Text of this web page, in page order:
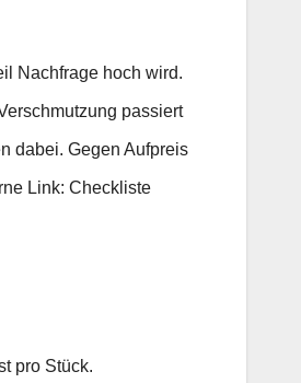
Nachfrage hoch wird.
passiert
dabei. Gegen Aufpreis
Link: Checkliste
pro Stück.